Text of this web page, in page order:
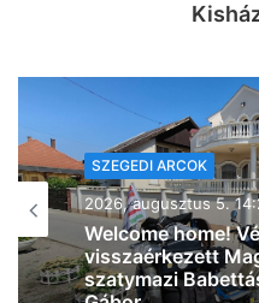
SZEGEDI ARCOK
2026, augusztus 5.
SZEGEDI ARCOK
2026, augusztus 5.